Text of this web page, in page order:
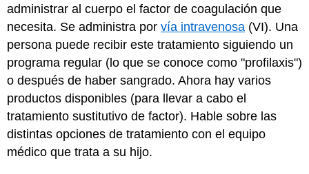
administrar al cuerpo el factor de coagulación que
necesita. Se administra por vía intravenosa (VI). Una
persona puede recibir este tratamiento siguiendo un
programa regular (lo que se conoce como "profilaxis")
o después de haber sangrado. Ahora hay varios
productos disponibles (para llevar a cabo el
tratamiento sustitutivo de factor). Hable sobre las
distintas opciones de tratamiento con el equipo
médico que trata a su hijo.